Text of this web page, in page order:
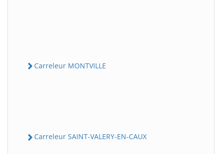
Carreleur MONTVILLE
Carreleur SAINT-VALERY-EN-CAUX